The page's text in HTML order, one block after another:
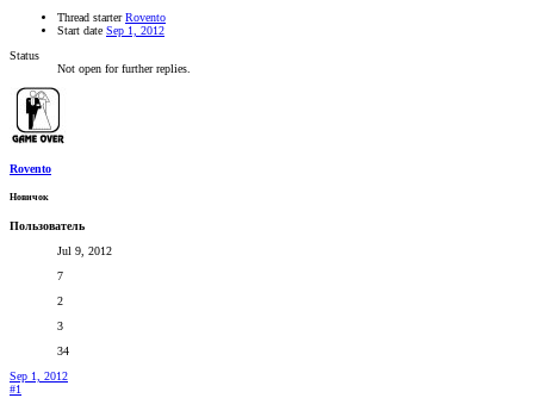
Thread starter Rovento
Start date Sep 1, 2012
Status
Not open for further replies.
Rovento
Новичок
Пользователь
Jul 9, 2012
7
2
3
34
Sep 1, 2012
#1